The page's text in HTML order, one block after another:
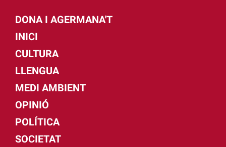
DONA I AGERMANA'T
INICI
CULTURA
LLENGUA
MEDI AMBIENT
OPINIÓ
POLÍTICA
SOCIETAT